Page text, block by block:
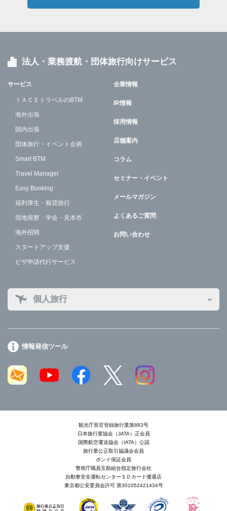
法人・業務渡航・団体旅行向けサービス
サービス
ＩＡＣＥトラベルのBTM
海外出張
国内出張
団体旅行・イベント企画
Smart BTM
Travel Manager
Easy Booking
福利厚生・報奨旅行
現地視察・学会・見本市
海外招聘
スタートアップ支援
ビザ申請代行サービス
企業情報
IR情報
採用情報
店舗案内
コラム
セミナー・イベント
メールマガジン
よくあるご質問
お問い合わせ
個人旅行
情報発信ツール
観光庁長官登録旅行業第883号
日本旅行業協会（JATA）正会員
国際航空運送協会（IATA）公認
旅行業公正取引協議会会員
ボンド保証会員
警視庁職員互助組合指定旅行会社
自動車安全運転センターＳＤカード優遇店
東京都公安委員会許可 第301052421434号